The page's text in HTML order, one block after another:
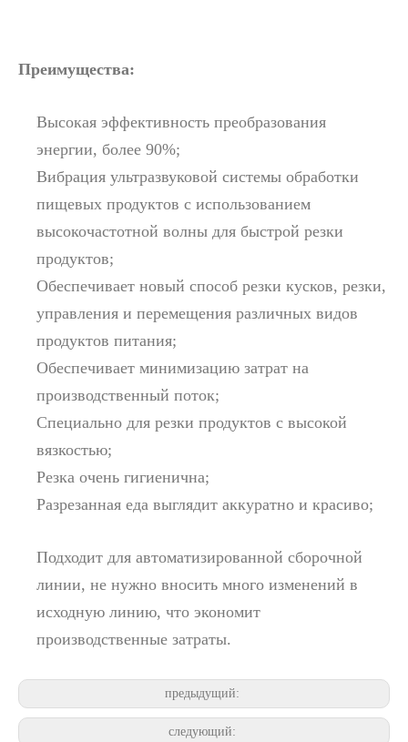
Преимущества:
Высокая эффективность преобразования
энергии, более 90%;
Вибрация ультразвуковой системы обработки
пищевых продуктов с использованием
высокочастотной волны для быстрой резки
продуктов;
Обеспечивает новый способ резки кусков, резки,
управления и перемещения различных видов
продуктов питания;
Обеспечивает минимизацию затрат на
производственный поток;
Специально для резки продуктов с высокой
вязкостью;
Резка очень гигиенична;
Разрезанная еда выглядит аккуратно и красиво;
Подходит для автоматизированной сборочной
линии, не нужно вносить много изменений в
исходную линию, что экономит
производственные затраты.
предыдущий:
следующий: